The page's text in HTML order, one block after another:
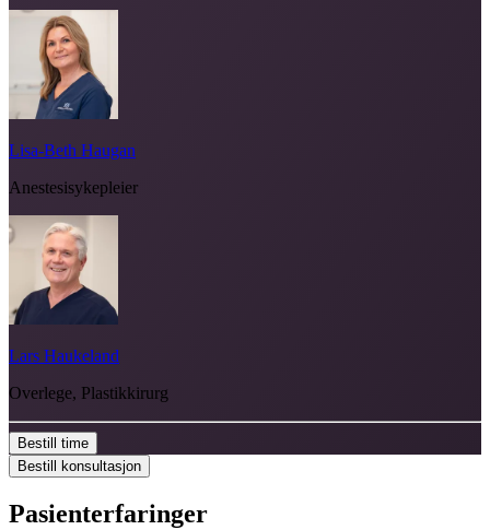
Lisa-Beth Haugan
Anestesisykepleier
Lars Haukeland
Overlege, Plastikkirurg
Bestill time
Bestill konsultasjon
Pasienterfaringer